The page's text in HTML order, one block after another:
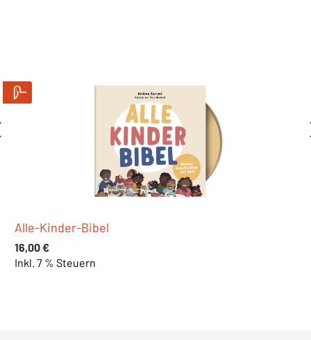
Alle-Kinder-Bibel 2
Regulärer Preis:
16,00 €
Inkl. 7 % Steuern